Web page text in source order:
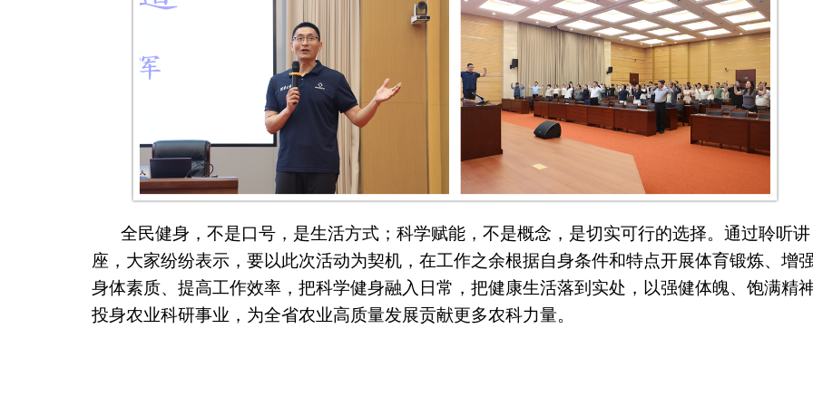
全民健身，不是口号，是生活方式；科学赋能，不是概念，是切实可行的选择。通过聆听讲
座，大家纷纷表示，要以此次活动为契机，在工作之余根据自身条件和特点开展体育锻炼、增
身体素质、提高工作效率，把科学健身融入日常，把健康生活落到实处，以强健体魄、饱满精
投身农业科研事业，为全省农业高质量发展贡献更多农科力量。